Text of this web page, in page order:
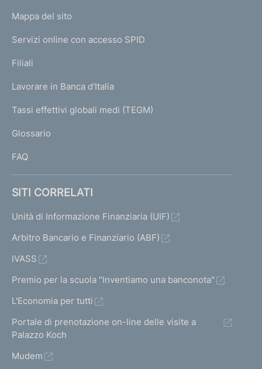
m
e
a
g
L
N
K
T
I
I
Mappa del sito
Servizi online con accesso SPID
Filiali
Lavorare in Banca d'Italia
Tassi effettivi globali medi (TEGM)
Glossario
FAQ
SITI CORRELATI
Unità di Informazione Finanziaria (UIF)
Arbitro Bancario e Finanziario (ABF)
IVASS
Premio per la scuola "Inventiamo una banconota"
L'Economia per tutti
Portale di prenotazione on-line delle visite a
Palazzo Koch
Mudem